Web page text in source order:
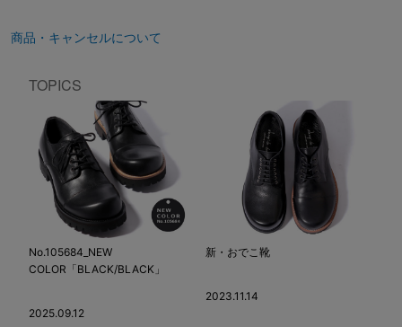
商品・キャンセルについて
TOPICS
No.105684_NEW
COLOR「BLACK/BLACK」
2025.09.12
新・おでこ靴
2023.11.14